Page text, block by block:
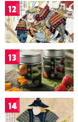
12
13
14